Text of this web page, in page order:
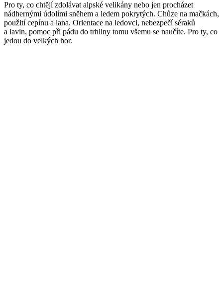
Pro ty, co chtějí zdolávat alpské velikány nebo jen procházet
nádhernými údolími sněhem a ledem pokrytých. Chůze na mačkách,
použití cepínu a lana. Orientace na ledovci, nebezpečí séraků
a lavin, pomoc při pádu do trhliny tomu všemu se naučíte. Pro ty, co
jedou do velkých hor.